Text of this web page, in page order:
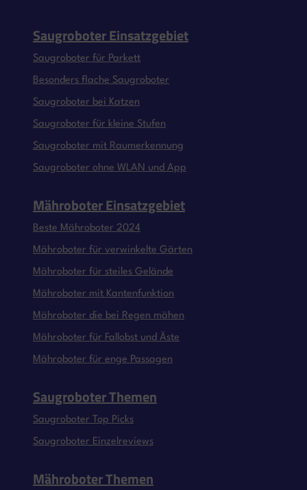
Saugroboter Einsatzgebiet
Saugroboter für Parkett
Besonders flache Saugroboter
Saugroboter bei Katzen
Saugroboter für kleine Stufen
Saugroboter mit Raumerkennung
Saugroboter ohne WLAN und App
Mähroboter Einsatzgebiet
Beste Mähroboter 2024
Mähroboter für verwinkelte Gärten
Mähroboter für steiles Gelände
Mähroboter mit Kantenfunktion
Mähroboter die bei Regen mähen
Mähroboter für Fallobst und Äste
Mähroboter für enge Passagen
Saugroboter Themen
Saugroboter Top Picks
Saugroboter Einzelreviews
Mähroboter Themen